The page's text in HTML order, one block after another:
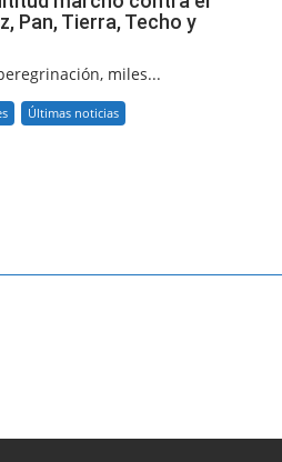
Pan, Tierra, Techo y
miles...
Últimas noticias